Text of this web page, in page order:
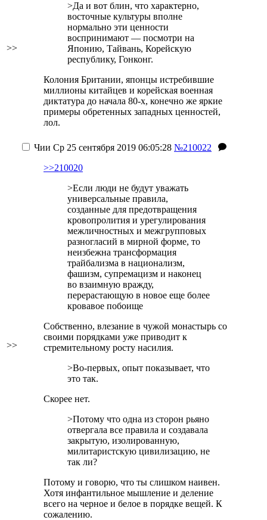
>>
>Да и вот блин, что характерно,
восточные культуры вполне
нормально эти ценности
воспринимают — посмотри на
Японию, Тайвань, Корейскую
республику, Гонконг.
Колония Британии, японцы истребившие
миллионы китайцев и корейская военная
диктатура до начала 80-х, конечно же яркие
примеры обретенных западных ценностей,
лол.
>>
Чии Ср 25 сентября 2019 06:05:28 №210022
>>210020
>Если люди не будут уважать
универсальные правила,
созданные для предотвращения
кровопролития и урегулирования
межличностных и межгрупповых
разногласий в мирной форме, то
неизбежна трансформация
трайбализма в национализм,
фашизм, супремацизм и наконец
во взаимную вражду,
перерастающую в новое еще более
кровавое побоище
Собственно, влезание в чужой монастырь со
своими порядками уже приводит к
стремительному росту насилия.
>Во-первых, опыт показывает, что
это так.
Скорее нет.
>Потому что одна из сторон рьяно
отвергала все правила и создавала
закрытую, изолированную,
милитаристскую цивилизацию, не
так ли?
Потому и говорю, что ты слишком наивен.
Хотя инфантильное мышление и деление
всего на черное и белое в порядке вещей. К
сожалению.